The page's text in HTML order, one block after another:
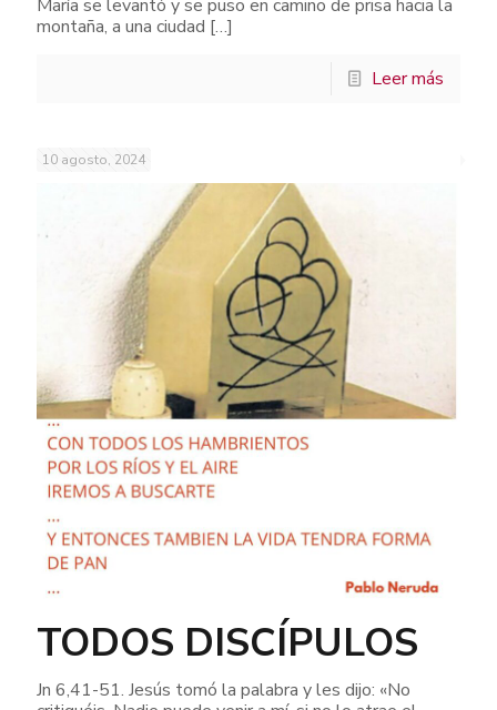
María se levantó y se puso en camino de prisa hacia la
montaña, a una ciudad […]
Leer más
10 agosto, 2024
TODOS DISCÍPULOS
Jn 6,41-51. Jesús tomó la palabra y les dijo: «No